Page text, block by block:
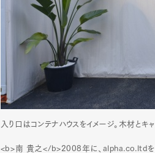
入り口はコンテナハウスをイメージ。木材とキ
<b>南 貴之</b>2008年に、alpha.co.ltdを設